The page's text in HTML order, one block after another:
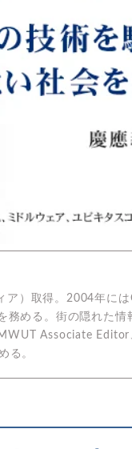
ア）取得。2004年に
める。街の隠れた情
Associate
る。